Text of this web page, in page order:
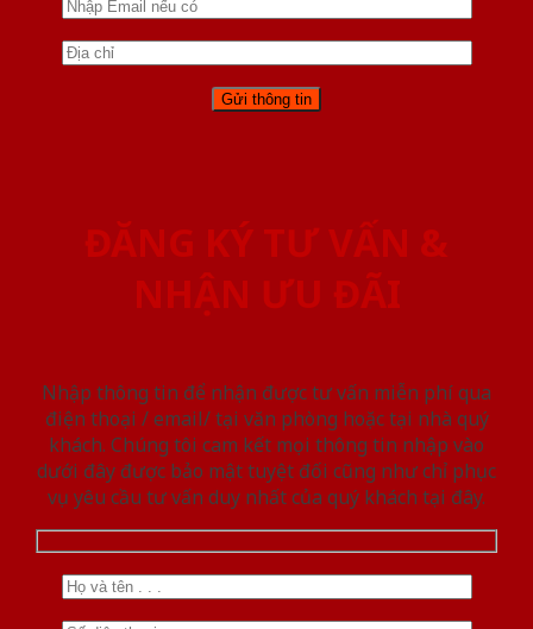
ĐĂNG KÝ TƯ VẤN &
NHẬN ƯU ĐÃI
Nhập thông tin để nhận được tư vấn miễn phí qua
điện thoại / email/ tại văn phòng hoặc tại nhà quý
khách. Chúng tôi cam kết mọi thông tin nhập vào
dưới đây được bảo mật tuyệt đối cũng như chỉ phục
vụ yêu cầu tư vấn duy nhất của quý khách tại đây.